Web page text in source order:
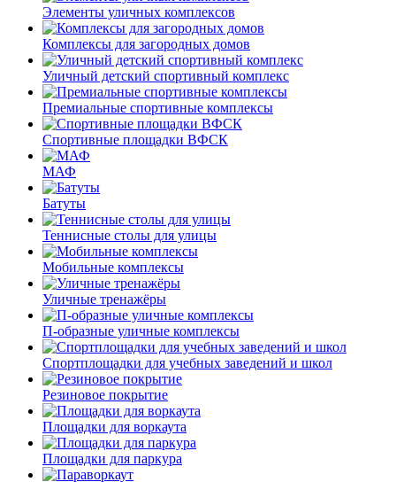
Элементы уличных комплексов
Комплексы для загородных домов
Уличный детский спортивный комплекс
Премиальные спортивные комплексы
Спортивные площадки ВФСК
МАФ
Батуты
Теннисные столы для улицы
Мобильные комплексы
Уличные тренажёры
П-образные уличные комплексы
Спортплощадки для учебных заведений и школ
Резиновое покрытие
Площадки для воркаута
Площадки для паркура